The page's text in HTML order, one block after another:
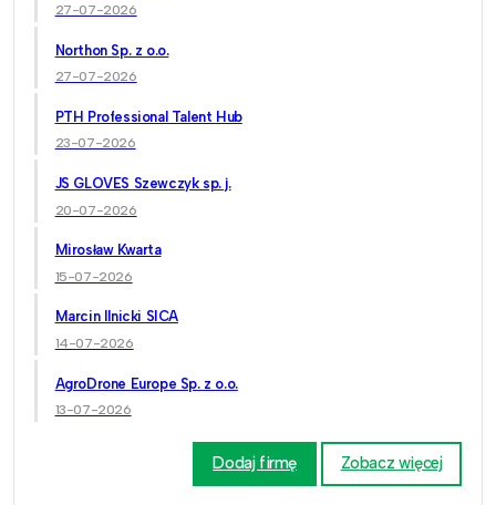
27-07-2026
Northon Sp. z o.o.
27-07-2026
PTH Professional Talent Hub
23-07-2026
JS GLOVES Szewczyk sp. j.
20-07-2026
Mirosław Kwarta
15-07-2026
Marcin Ilnicki SICA
14-07-2026
AgroDrone Europe Sp. z o.o.
13-07-2026
Dodaj firmę Zobacz więcej